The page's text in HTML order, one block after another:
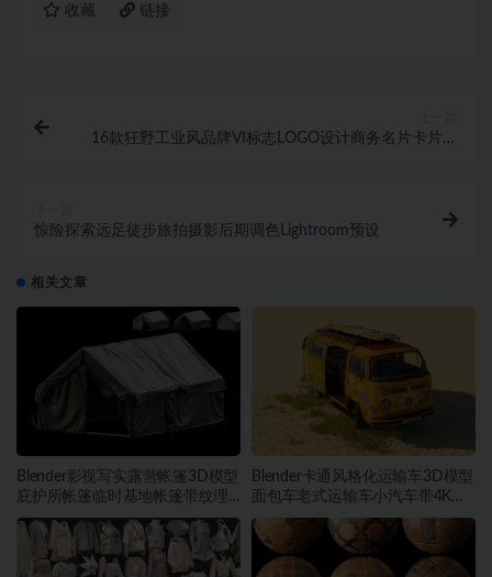
收藏 链接
16款狂野工业风品牌VI标志LOGO设计商务名片卡片设
惊险探索远足徒步旅拍摄影后期调色Lightroom预设
相关文章
Blender影视写实露营帐篷3D模型
庇护所帐篷临时基地帐篷带纹理
贴图
Blender卡通风格化运输车3D模型
面包车老式运输车小汽车带4K纹
理